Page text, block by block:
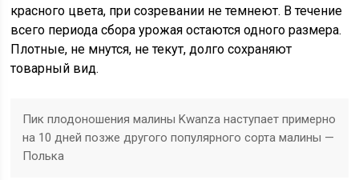
красного цвета, при созревании не темнеют. В течение
всего периода сбора урожая остаются одного размера.
Плотные, не мнутся, не текут, долго сохраняют
товарный вид.
Пик плодоношения малины Kwanza наступает примерно
на 10 дней позже другого популярного сорта малины —
Полька